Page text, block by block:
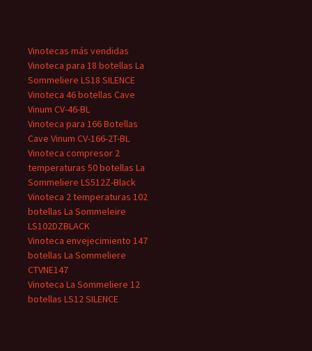
Vinotecas más vendidas
Vinoteca para 18 botellas La
Sommeliere LS18 SILENCE
Vinoteca 46 botellas Cave
Vinum CV-46-BL
Vinoteca para 166 Botellas
Cave Vinum CV-166-2T-BL
Vinoteca compresor 2
temperaturas 50 botellas La
Sommeliere LS512Z-Black
Vinoteca 2 temperaturas 102
botellas La Sommeleire
LS102DZBLACK
Vinoteca envejecimiento 147
botellas La Sommeliere
CTVNE147
Vinoteca La Sommeliere 12
botellas LS12 SILENCE